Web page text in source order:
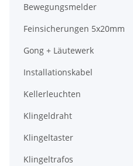
Bewegungsmelder
Feinsicherungen 5x20mm
Gong + Läutewerk
Installationskabel
Kellerleuchten
Klingeldraht
Klingeltaster
Klingeltrafos